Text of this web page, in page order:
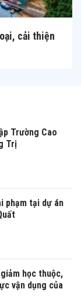
cải thiện
Trường Cao
Trị
phạm tại dự án
học thuộc,
vận dụng của